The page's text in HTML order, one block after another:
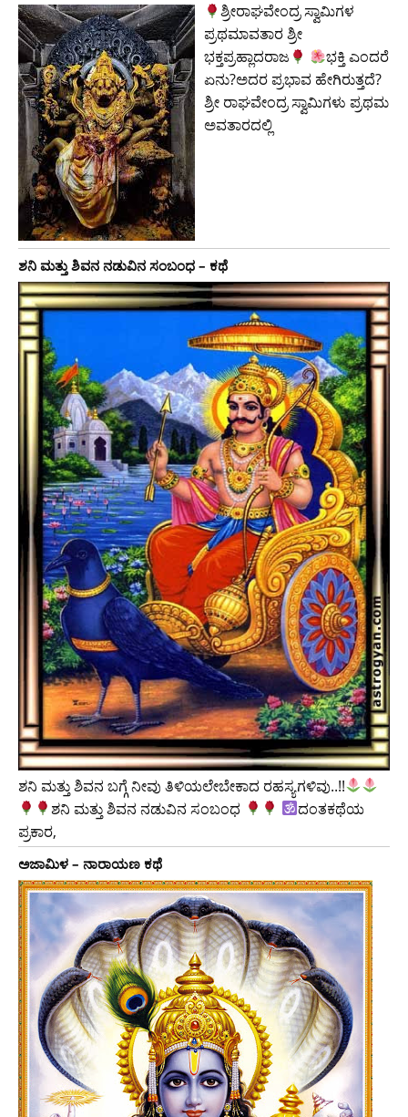
ಶ್ರೀರಾಘವೇಂದ್ರ ಸ್ವಾಮಿಗಳ
ಪ್ರಥಮಾವತಾರ ಶ್ರೀ
ಭಕ್ತಪ್ರಹ್ಲಾದರಾಜ
ಭಕ್ತಿ ಎಂದರೆ
ಏನು?ಅದರ ಪ್ರಭಾವ ಹೇಗಿರುತ್ತದೆ?
ಶ್ರೀ ರಾಘವೇಂದ್ರ ಸ್ವಾಮಿಗಳು ಪ್ರಥಮ
ಅವತಾರದಲ್ಲಿ
ಶನಿ ಮತ್ತು ಶಿವನ ನಡುವಿನ ಸಂಬಂಧ – ಕಥೆ
ಶನಿ ಮತ್ತು ಶಿವನ ಬಗ್ಗೆ ನೀವು ತಿಳಿಯಲೇಬೇಕಾದ ರಹಸ್ಯಗಳಿವು..!!
ಶನಿ ಮತ್ತು ಶಿವನ ನಡುವಿನ ಸಂಬಂಧ
ದಂತಕಥೆಯ
ಪ್ರಕಾರ,
ಅಜಾಮಿಳ – ನಾರಾಯಣ ಕಥೆ